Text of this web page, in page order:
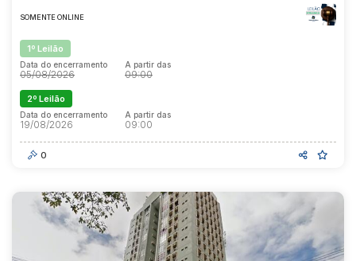
Reboque
SOMENTE ONLINE
1º Leilão
Data do encerramento
05/08/2026
A partir das
09:00
2º Leilão
Data do encerramento
19/08/2026
A partir das
09:00
0